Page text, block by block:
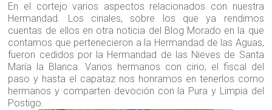
En el cortejo varios aspectos relacionados con nuestra
Hermandad. Los ciriales, sobre los que ya rendimos
cuentas de ellos en otra noticia del Blog Morado en la que
contamos que pertenecieron a la Hermandad de las Aguas,
fueron cedidos por la Hermandad de las Nieves de Santa
María la Blanca. Varios hermanos con cirio, el fiscal del
paso y hasta el capataz nos honramos en tenerlos como
hermanos y comparten devoción con la Pura y Limpia del
Postigo.